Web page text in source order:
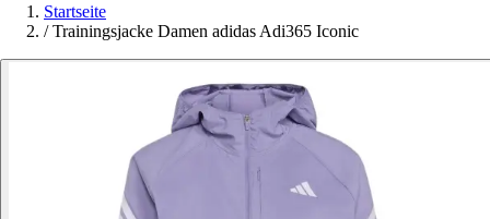
Startseite
/ Trainingsjacke Damen adidas Adi365 Iconic